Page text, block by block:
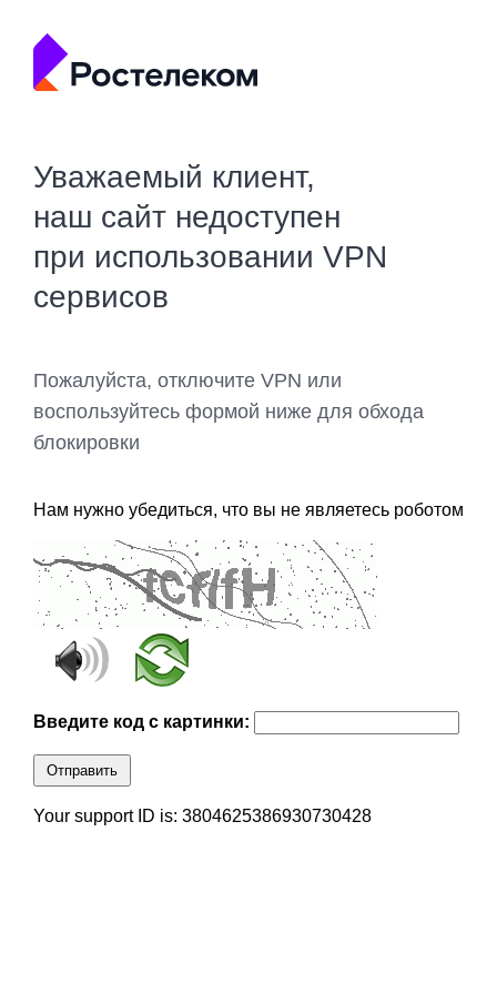
Уважаемый клиент,
наш сайт недоступен
при использовании VPN
сервисов
Пожалуйста, отключите VPN или
воспользуйтесь формой ниже для обхода
блокировки
Нам нужно убедиться, что вы не являетесь роботом
Введите код с картинки:
Отправить
Your support ID is: 3804625386930730428